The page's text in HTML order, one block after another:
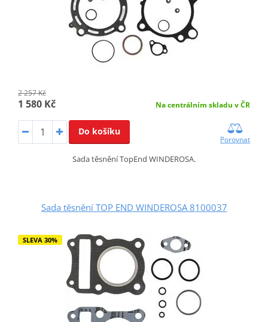
2 257 Kč
1 580 Kč Na centrálním skladu v ČR
Do košíku
Porovnat
Sada těsnění TopEnd WINDEROSA.
Sada těsnění TOP END WINDEROSA 8100037
SLEVA 30%